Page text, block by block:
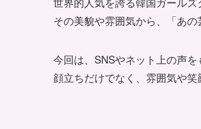
その美貌や雰囲気から、「あ
今回は、SNSやネット上の声を
顔立ちだけでなく、雰囲気や